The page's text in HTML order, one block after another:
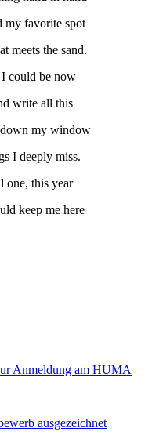
my favorite spot
meets the sand.
could be now
write all this
my window
I deeply miss.
one, this year
keep me here
Anmeldung am HUMA
ausgezeichnet